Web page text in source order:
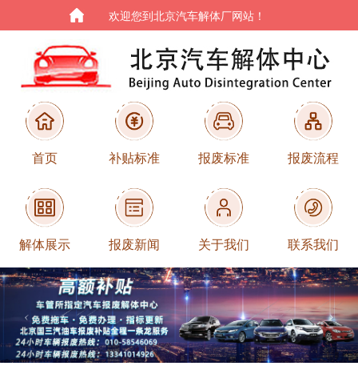
欢迎您到北京汽车解体厂网站！
首页 补贴标准 报废标准 报废流程
解体展示 报废新闻 关于我们 联系我们